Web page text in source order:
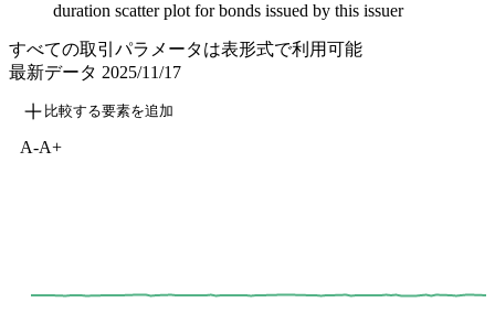
duration scatter plot for bonds issued by this issuer
すべての取引パラメータは表形式で利用可能
最新データ 2025/11/17
比較する要素を追加